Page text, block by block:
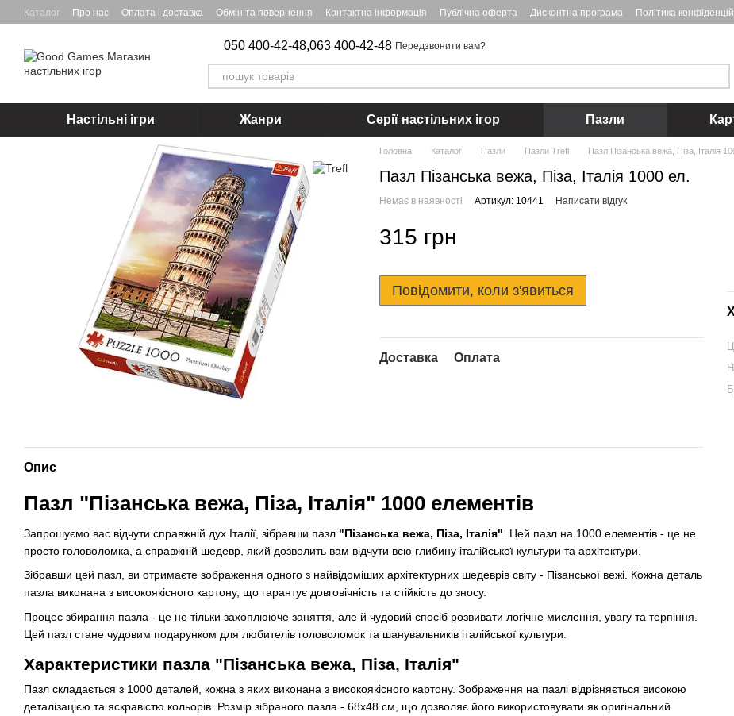
Перейти до основного контенту
Каталог Про нас Оплата і доставка Обмін та повернення Контактна інформація Публічна оферта Дисконтна програма Політика
050 400-42-48,063 400-42-48 Передзвонити вам?
Настільні ігри Жанри Серії настільних ігор Пазли
Головна Каталог Пазли Пазли Trefl Пазл Пізанська вежа, Піза, Італія
Пазл Пізанська вежа, Піза, Італія 1000 ел.
Немає в наявності Артикул: 10441 Написати відгук
315 грн
Повідомити, коли з'явиться
Доставка Оплата
Опис
Пазл "Пізанська вежа, Піза, Італія" 1000 елементів
Запрошуємо вас відчути справжній дух Італії, зібравши пазл "Пізанська вежа, Піза, Італія" . Цей пазл на 1000 елементів - це не
просто головоломка, а справжній шедевр, який дозволить вам відчути всю глибину італійської культури та архітектури.
Зібравши цей пазл, ви отримаєте зображення одного з найвідоміших архітектурних шедеврів світу - Пізанської вежі. Кожна деталь
пазла виконана з високоякісного картону, що гарантує довговічність та стійкість до зносу.
Процес збирання пазла - це не тільки захоплююче заняття, але й чудовий спосіб розвивати логічне мислення, увагу та терпіння.
Цей пазл стане чудовим подарунком для любителів головоломок та шанувальників італійської культури.
Характеристики пазла "Пізанська вежа, Піза, Італія"
Пазл складається з 1000 деталей, кожна з яких виконана з високоякісного картону. Зображення на пазлі відрізняється високою
деталізацією та яскравістю кольорів. Розмір зібраного пазла - 68х48 см, що дозволяє його використовувати як оригінальний